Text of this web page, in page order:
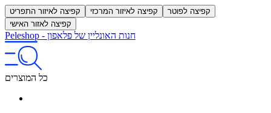
קפיצה לאיזור התפריט קפיצה לאיזור המרכזי
קפיצה לפוטר
קפיצה לאזור האישי
Peleshop - חנות האונליין של פלאפון
כל המוצרים